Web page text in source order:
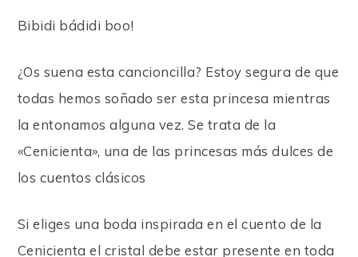
Bibidi bádidi boo!
¿Os suena esta cancioncilla? Estoy segura de que
todas hemos soñado ser esta princesa mientras
la entonamos alguna vez. Se trata de la
«Cenicienta», una de las princesas más dulces de
los cuentos clásicos
Si eliges una boda inspirada en el cuento de la
Cenicienta el cristal debe estar presente en toda